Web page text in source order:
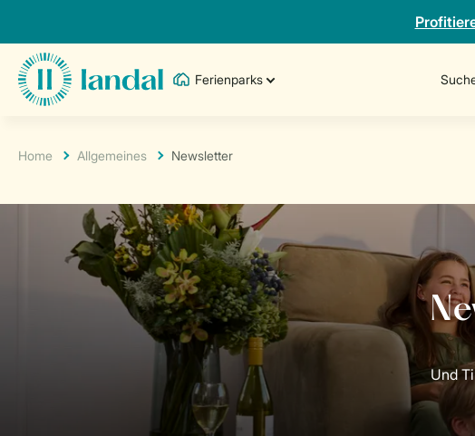
Ferienparks
Home Allgemeines Newsletter